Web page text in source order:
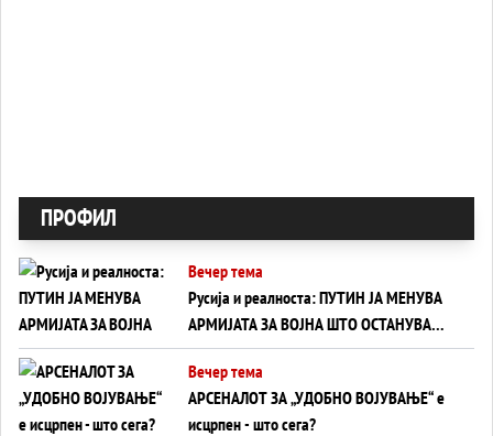
ПРОФИЛ
Вечер тема
Русија и реалноста: ПУТИН ЈА МЕНУВА
АРМИЈАТА ЗА ВОЈНА ШТО ОСТАНУВА
БЕЗ ФРОНТ
Вечер тема
АРСЕНАЛОТ ЗА „УДОБНО ВОЈУВАЊЕ“ е
исцрпен - што сега?